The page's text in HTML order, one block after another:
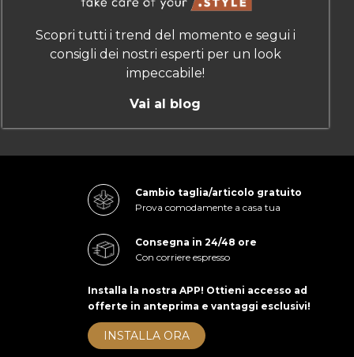
Scopri tutti i trend del momento e segui i
consigli dei nostri esperti per un look
impeccabile!
Vai al blog
Cambio taglia/articolo gratuito
Prova comodamente a casa tua
Consegna in 24/48 ore
Con corriere espresso
Installa la nostra APP! Ottieni accesso ad
offerte in anteprima e vantaggi esclusivi!
INSTALLA ORA